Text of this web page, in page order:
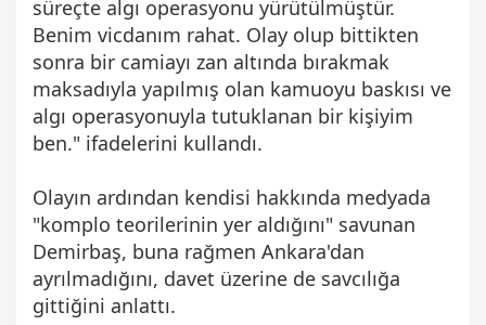
süreçte algı operasyonu yürütülmüştür.
Benim vicdanım rahat. Olay olup bittikten
sonra bir camiayı zan altında bırakmak
maksadıyla yapılmış olan kamuoyu baskısı ve
algı operasyonuyla tutuklanan bir kişiyim
ben." ifadelerini kullandı.
Olayın ardından kendisi hakkında medyada
"komplo teorilerinin yer aldığını" savunan
Demirbaş, buna rağmen Ankara'dan
ayrılmadığını, davet üzerine de savcılığa
gittiğini anlattı.